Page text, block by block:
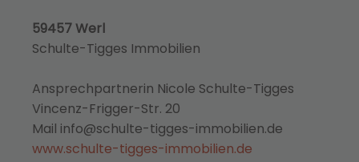
59457 Werl
Schulte-Tigges Immobilien
Ansprechpartnerin Nicole Schulte-Tigges
Vincenz-Frigger-Str. 20
Mail info@schulte-tigges-immobilien.de
www.schulte-tigges-immobilien.de